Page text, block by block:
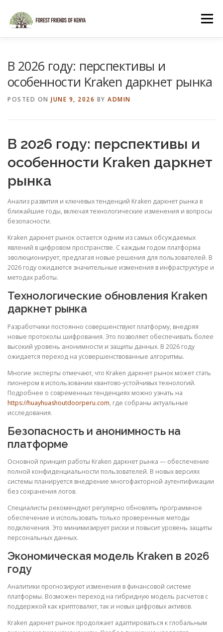
content
Menu
В 2026 году: перспективы и
особенности Kraken даркнет рынка
POSTED ON JUNE 9, 2026 BY ADMIN
В 2026 году: перспективы и
особенности Kraken даркнет
рынка
Анализ развития и ключевых тенденций Kraken даркнет рынка в
ближайшие годы, включая технологические изменения и вопросы
безопасности.
Kraken даркнет рынок остается одним из самых обсуждаемых
явлений в цифровом пространстве. С каждым годом платформа
эволюционирует, предлагая новые решения для пользователей. В
2026 году ожидаются значительные изменения в инфраструктуре и
методах работы.
Технологические обновления Kraken
даркнет рынка
Разработчики постоянно совершенствуют платформу, внедряя
новые протоколы шифрования. Это позволяет обеспечивать более
высокий уровень анонимности и защиты данных. В 2026 году
ожидается переход на усовершенствованные алгоритмы.
Многие эксперты отмечают, что Kraken даркнет рынок может стать
пионером в использовании квантово-устойчивых технологий.
Подробнее о современных тенденциях можно узнать на
https://huayhuashoutdoorperu.com, где собраны актуальные
исследования.
Безопасность и анонимность на
платформе
Основной принцип работы Kraken даркнет рынка — обеспечение
полной конфиденциальности пользователей. В новых версиях
системы планируется внедрение многофакторной аутентификации
без сохранения логов.
Специалисты рекомендуют регулярно обновлять программное
обеспечение и использовать только проверенные методы
подключения. Это минимизирует риски и повысит уровень защиты
персональных данных.
Экономическая модель Kraken в 2026
году
Аналитики прогнозируют изменения в финансовой системе
платформы. Возможен переход на гибридную модель расчетов с
поддержкой как криптовалют, так и новых цифровых активов.
Kraken даркнет рынок продолжает адаптироваться к глобальным